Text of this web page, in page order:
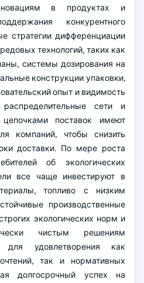
в продуктах и
конкурентного
стратегии дифференциации
технологий, таких как
системы дозирования на
конструкции упаковки,
опыт и видимость
сети и
поставок имеют
компаний, чтобы снизить
доставки. По мере роста
об экологических
все чаще инвестируют в
топливо с низким
производственные
экологических норм и
чистым решениям
для удовлетворения как
так и нормативных
долгосрочный успех на